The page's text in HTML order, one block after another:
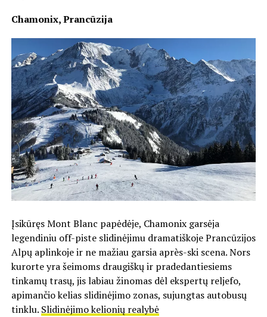
Chamonix, Prancūzija
Įsikūręs Mont Blanc papėdėje, Chamonix garsėja
legendiniu off-piste slidinėjimu dramatiškoje Prancūzijos
Alpų aplinkoje ir ne mažiau garsia après-ski scena. Nors
kurorte yra šeimoms draugiškų ir pradedantiesiems
tinkamų trasų, jis labiau žinomas dėl ekspertų reljefo,
apimančio kelias slidinėjimo zonas, sujungtas autobusų
tinklu. Slidinėjimo kelionių realybė